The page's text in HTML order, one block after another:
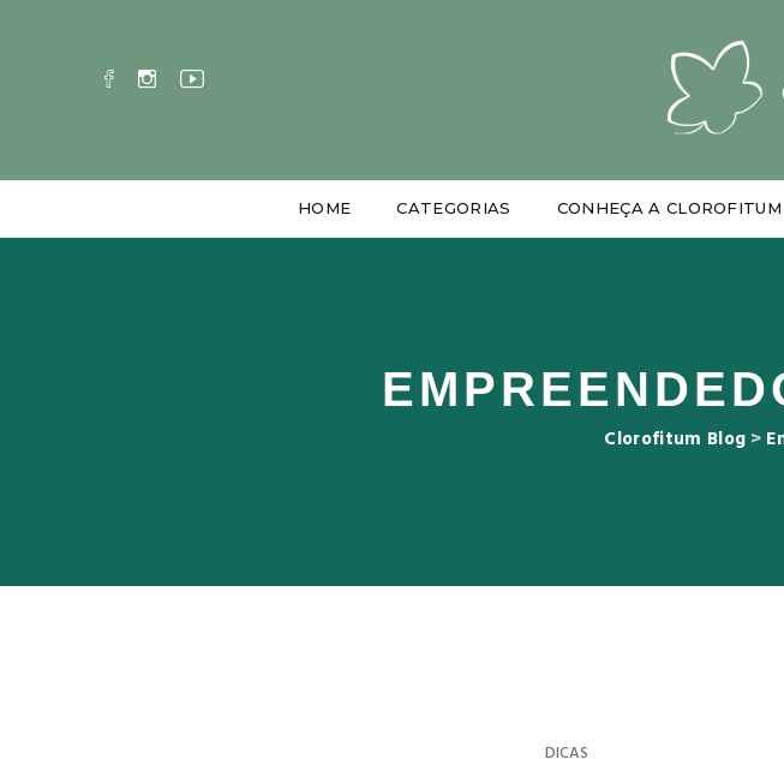
HOME CATEGORIAS CONHEÇA A CLOROFITUM
Clorofitum Blog >
DICAS